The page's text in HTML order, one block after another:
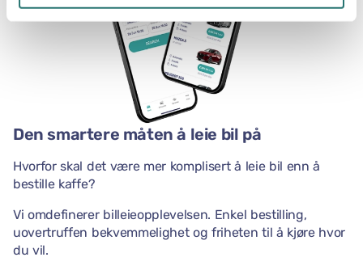
Den smartere måten å leie bil på
Hvorfor skal det være mer komplisert å leie bil enn å
bestille kaffe?
Vi omdefinerer billeieopplevelsen. Enkel bestilling,
uovertruffen bekvemmelighet og friheten til å kjøre hvor
du vil.